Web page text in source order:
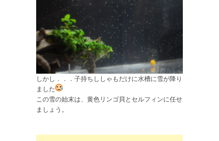
しかし．．．子持ちししゃもだけに水槽に雪が降り
ました
この雪の始末は、黄色リンゴ貝とセルフィンに任せ
ましょう。